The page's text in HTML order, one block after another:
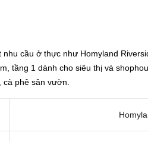
cầu ở thực như Homyland
tầng 1 dành cho siêu thị và
phê sân vườn.